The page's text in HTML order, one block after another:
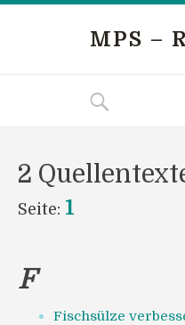
MPS –
2
Seite: 1
F
Fischsülze